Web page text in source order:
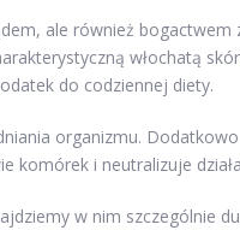
ale również bogactwem
włochatą
do codziennej diety.
organizmu.
komórek i neutralizuje
w nim szczególnie